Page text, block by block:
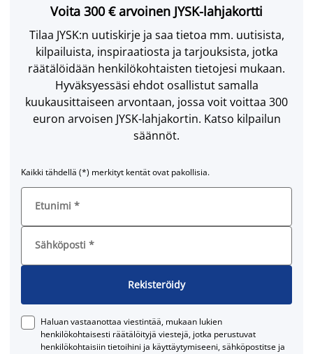
Voita 300 € arvoinen JYSK-lahjakortti
Tilaa JYSK:n uutiskirje ja saa tietoa mm. uutisista,
kilpailuista, inspiraatiosta ja tarjouksista, jotka
räätälöidään henkilökohtaisten tietojesi mukaan.
Hyväksyessäsi ehdot osallistut samalla
kuukausittaiseen arvontaan, jossa voit voittaa 300
euron arvoisen JYSK-lahjakortin. Katso kilpailun
säännöt.
Kaikki tähdellä (*) merkityt kentät ovat pakollisia.
Etunimi *
Sähköposti *
Rekisteröidy
Haluan vastaanottaa viestintää, mukaan lukien
henkilökohtaisesti räätälöityjä viestejä, jotka perustuvat
henkilökohtaisiin tietoihini ja käyttäytymiseeni, sähköpostitse ja